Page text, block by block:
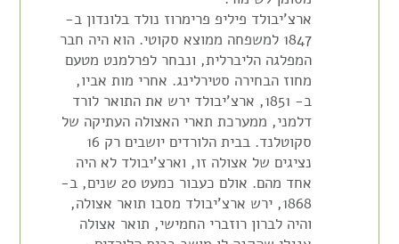
ארצ'יבולד פיליפ פרימרוז נולד בלונדון ב-
1847 למשפחה ממוצא סקוטי. הוא היה חבר
המפלגה הליברלית, ונבחר לפרלמנט מטעם
מחוז הבחירה סטירלינג. אחרי מות אביו,
ב- 1851, ארצ'יבולד ירש את התואר לורד
דלמני, ממערכת תארי האצולה העתיקה של
סקוטלנד. בבית הלורדים יושבים רק 16
נציגים של אצולה זו, וארצ'יבולד לא היה
אחד מהם. אולם כעבור כמעט 20 שנים, ב-
1868, ירש ארצ'יבולד מסבו תואר אצולה,
והיה לברון רוזברי החמישי, תואר אצולה